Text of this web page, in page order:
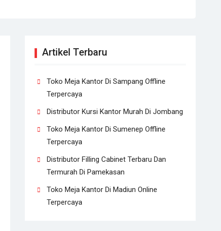
Artikel Terbaru
Toko Meja Kantor Di Sampang Offline
Terpercaya
Distributor Kursi Kantor Murah Di Jombang
Toko Meja Kantor Di Sumenep Offline
Terpercaya
Distributor Filling Cabinet Terbaru Dan
Termurah Di Pamekasan
Toko Meja Kantor Di Madiun Online
Terpercaya